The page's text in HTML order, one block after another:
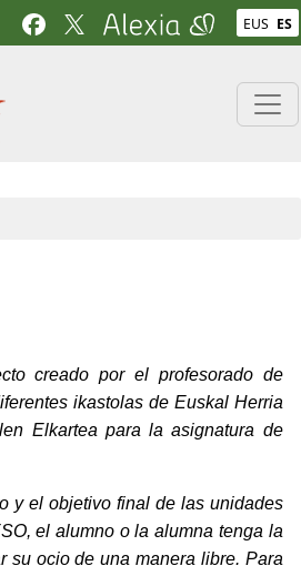
EUS ES
creado por el profesorado de
ikastolas de Euskal Herria
Elkartea para la asignatura de
y el objetivo final de las unidades
el alumno o la alumna tenga la
su ocio de una manera libre. Para